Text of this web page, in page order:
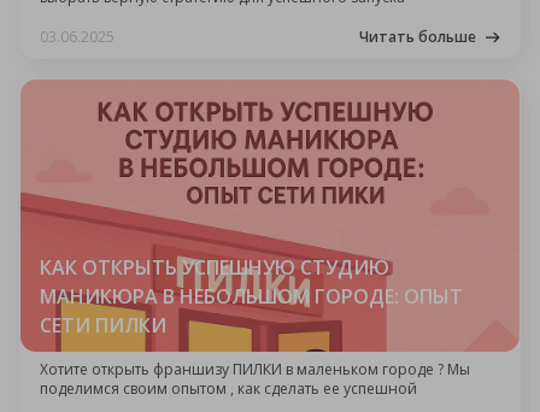
03.06.2025
Читать больше
КАК ОТКРЫТЬ УСПЕШНУЮ СТУДИЮ
МАНИКЮРА В НЕБОЛЬШОМ ГОРОДЕ: ОПЫТ
СЕТИ ПИЛКИ
Хотите открыть франшизу ПИЛКИ в маленьком городе ? Мы
поделимся своим опытом , как сделать ее успешной